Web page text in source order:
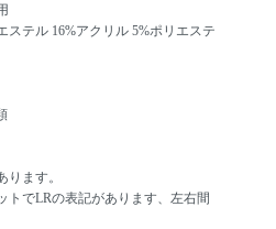
ステル 16%アクリル 5%ポリエステ
ます。
トでLRの表記があります、左右間